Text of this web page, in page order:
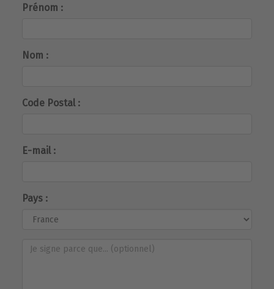
Prénom :
Nom :
Code Postal :
E-mail :
Pays :